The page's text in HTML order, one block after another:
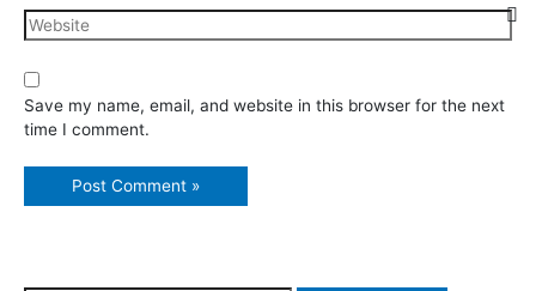
Website
Save my name, email, and website in this browser for the next
time I comment.